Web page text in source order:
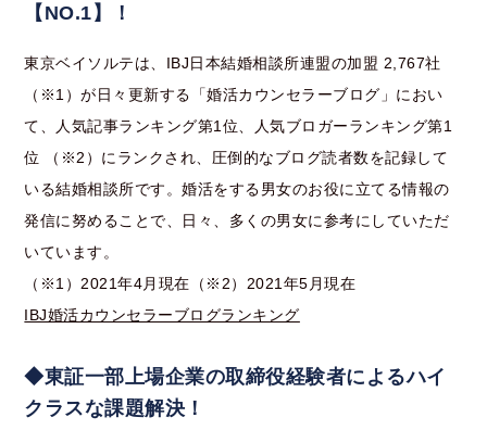
【NO.1】！
東京ベイソルテは、IBJ日本結婚相談所連盟の加盟 2,767社
（※1）が日々更新する「婚活カウンセラーブログ」におい
て、人気記事ランキング第1位、人気ブロガーランキング第1
位 （※2）にランクされ、圧倒的なブログ読者数を記録して
いる結婚相談所です。婚活をする男女のお役に立てる情報の
発信に努めることで、日々、多くの男女に参考にしていただ
いています。
（※1）2021年4月現在（※2）2021年5月現在
IBJ婚活カウンセラーブログランキング
◆東証一部上場企業の取締役経験者によるハイ
クラスな課題解決！